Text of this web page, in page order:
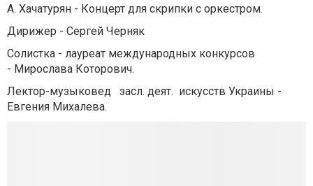
А. Хачатурян - Концерт для скрипки с оркестром.
Дирижер - Сергей Черняк
Солистка - лауреат международных конкурсов
- Мирослава Которович.
Лектор-музыковед засл. деят. искусств Украины -
Евгения Михалева.